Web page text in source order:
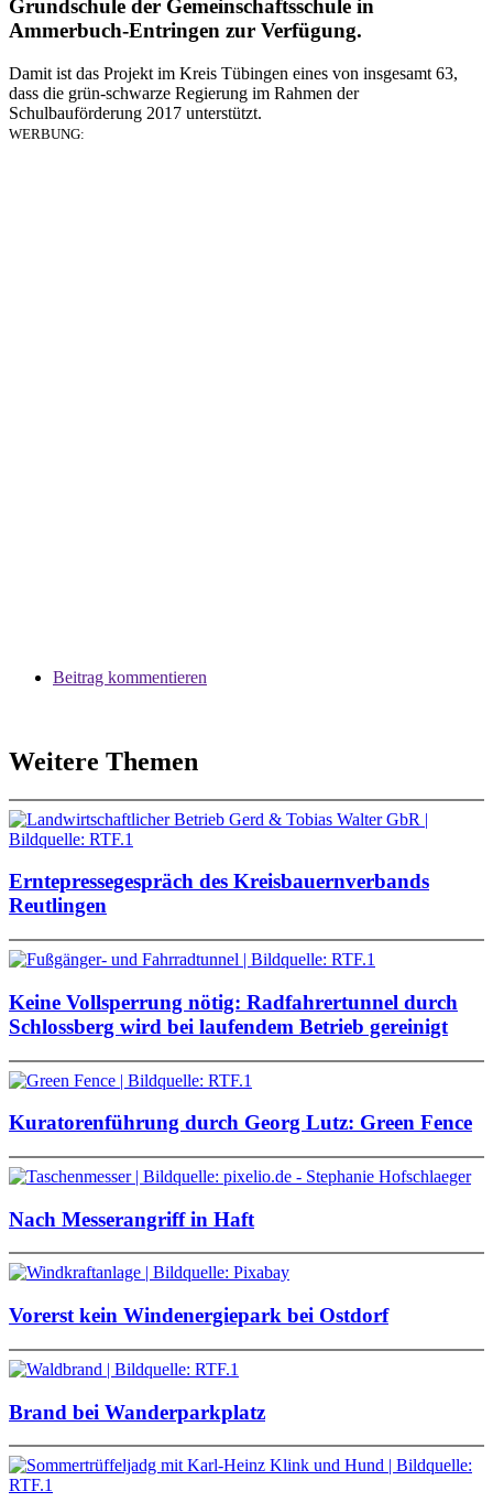
Grundschule der Gemeinschaftsschule in
Ammerbuch-Entringen zur Verfügung.
Damit ist das Projekt im Kreis Tübingen eines von insgesamt 63,
dass die grün-schwarze Regierung im Rahmen der
Schulbauförderung 2017 unterstützt.
WERBUNG:
Beitrag kommentieren
Weitere Themen
Erntepressegespräch des Kreisbauernverbands
Reutlingen
Keine Vollsperrung nötig: Radfahrertunnel durch
Schlossberg wird bei laufendem Betrieb gereinigt
Kuratorenführung durch Georg Lutz: Green Fence
Nach Messerangriff in Haft
Vorerst kein Windenergiepark bei Ostdorf
Brand bei Wanderparkplatz